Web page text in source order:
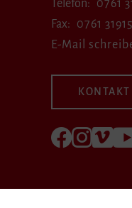
Telefon
0761
Fax
0761
E-Mail
Folgen Sie
Folgen